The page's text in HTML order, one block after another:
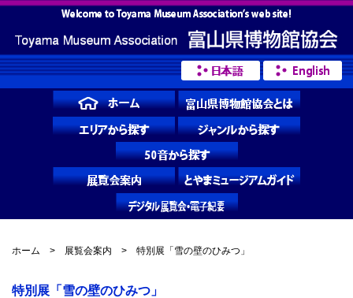
ホーム > 展覧会案内 > 特別展「雪の壁のひみつ」
特別展「雪の壁のひみつ」